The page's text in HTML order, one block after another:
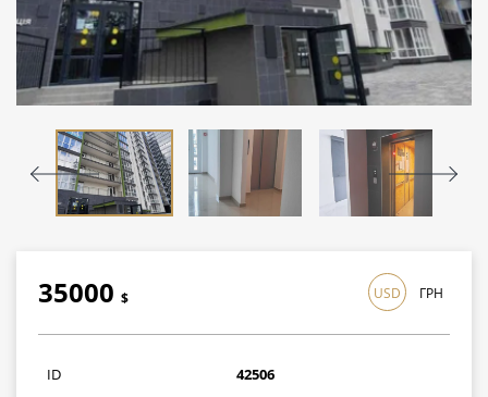
35000 $
1015000грн
USD ГРН
ID
42506